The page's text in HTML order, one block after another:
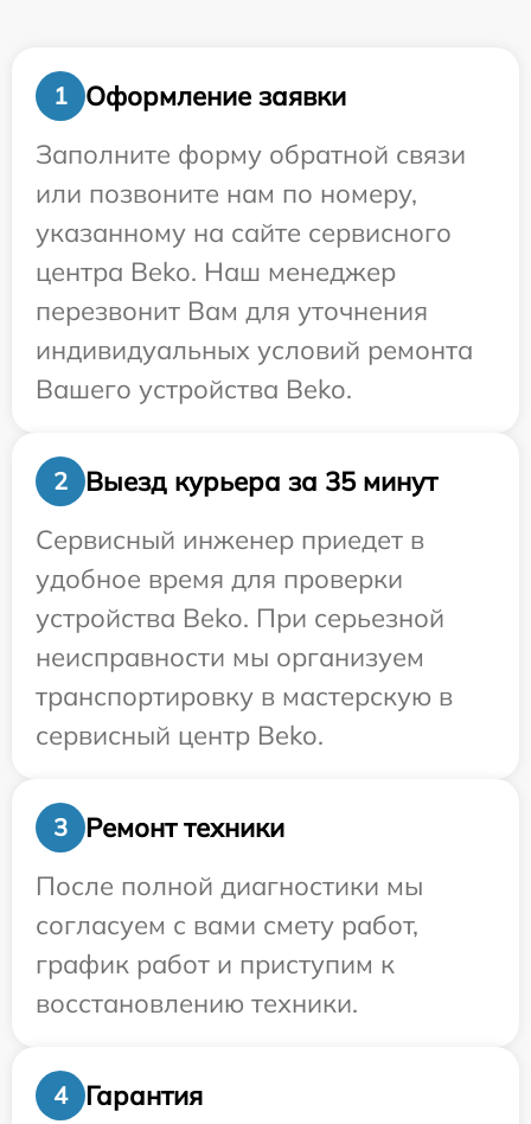
1
Оформление заявки
Заполните форму обратной связи
или позвоните нам по номеру,
указанному на сайте сервисного
центра Beko. Наш менеджер
перезвонит Вам для уточнения
индивидуальных условий ремонта
Вашего устройства Beko.
2
Выезд курьера за 35 минут
Сервисный инженер приедет в
удобное время для проверки
устройства Beko. При серьезной
неисправности мы организуем
транспортировку в мастерскую в
сервисный центр Beko.
3
Ремонт техники
После полной диагностики мы
согласуем с вами смету работ,
график работ и приступим к
восстановлению техники.
4 Гарантия